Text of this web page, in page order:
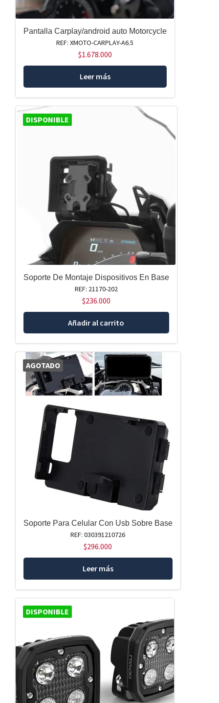
Pantalla Carplay/android auto Motorcycle
REF: XMOTO-CARPLAY-A6.5
$1.678.000
Leer más
DISPONIBLE
Soporte De Montaje Dispositivos En Base
REF: 21170-202
$236.000
Añadir al carrito
AGOTADO
Soporte Para Celular Con Usb Sobre Base
REF: 030391210726
$296.000
Leer más
DISPONIBLE